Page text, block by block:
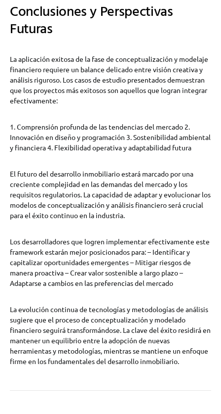
Conclusiones y Perspectivas
Futuras
La aplicación exitosa de la fase de conceptualización y modelaje
financiero requiere un balance delicado entre visión creativa y
análisis riguroso. Los casos de estudio presentados demuestran
que los proyectos más exitosos son aquellos que logran integrar
efectivamente:
1. Comprensión profunda de las tendencias del mercado 2.
Innovación en diseño y programación 3. Sostenibilidad ambiental
y financiera 4. Flexibilidad operativa y adaptabilidad futura
El futuro del desarrollo inmobiliario estará marcado por una
creciente complejidad en las demandas del mercado y los
requisitos regulatorios. La capacidad de adaptar y evolucionar los
modelos de conceptualización y análisis financiero será crucial
para el éxito continuo en la industria.
Los desarrolladores que logren implementar efectivamente este
framework estarán mejor posicionados para: – Identificar y
capitalizar oportunidades emergentes – Mitigar riesgos de
manera proactiva – Crear valor sostenible a largo plazo –
Adaptarse a cambios en las preferencias del mercado
La evolución continua de tecnologías y metodologías de análisis
sugiere que el proceso de conceptualización y modelado
financiero seguirá transformándose. La clave del éxito residirá en
mantener un equilibrio entre la adopción de nuevas
herramientas y metodologías, mientras se mantiene un enfoque
firme en los fundamentales del desarrollo inmobiliario.